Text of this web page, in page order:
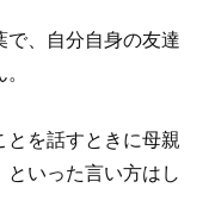
で、自分自身の友達
とを話すときに母親
といった言い方はし